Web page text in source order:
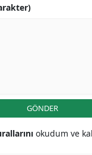
GÖNDER
okudum ve